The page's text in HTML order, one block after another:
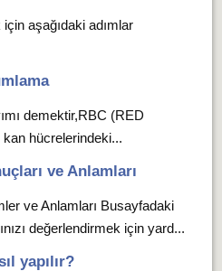
aşağıdaki adımlar
demektir,RBC (RED
kan hücrelerindeki...
ve Anlamları
ve Anlamları Busayfadaki
değerlendirmek için yard...
yapılır?